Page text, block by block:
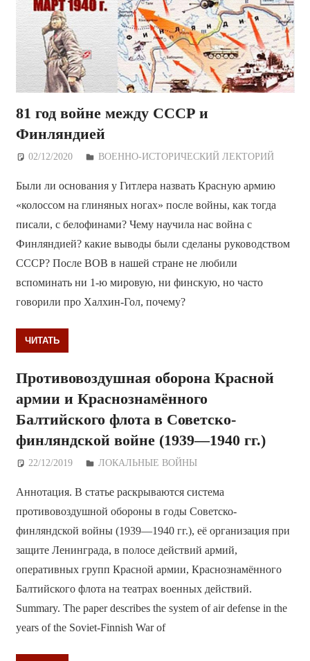
81 год войнe между СССР и
Финляндией
02/12/2020 Дежурный по Редакции
ВОЕННО-ИСТОРИЧЕСКИЙ ЛЕКТОРИЙ
Были ли основания у Гитлера назвать Красную армию
«колоссом на глиняных ногах» после войны, как тогда
писали, с белофинами? Чему научила нас война с
Финляндией? какие выводы были сделаны руководством
СССР? После ВОВ в нашей стране не любили
вспоминать ни 1-ю мировую, ни финскую, но часто
говорили про Халхин-Гол, почему?
ЧИТАТЬ
Противовоздушная оборона Красной
армии и Краснознамённого
Балтийского флота в Советско-
финляндской войне (1939—1940 гг.)
22/12/2019 Дежурный по Редакции
ЛОКАЛЬНЫЕ ВОЙНЫ
Аннотация. В статье раскрываются система
противовоздушной обороны в годы Советско-
финляндской войны (1939—1940 гг.), её организация при
защите Ленинграда, в полосе действий армий,
оперативных групп Красной армии, Краснознамённого
Балтийского флота на театрах военных действий.
Summary. The paper describes the system of air defense in the
years of the Soviet-Finnish War of